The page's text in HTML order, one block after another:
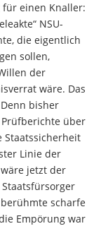
für einen Knaller:
NSU-
die eigentlich
sollen,
der
wäre. Das
bisher
über
Staatssicherheit
Linie der
jetzt der
scharfe
Empörung war